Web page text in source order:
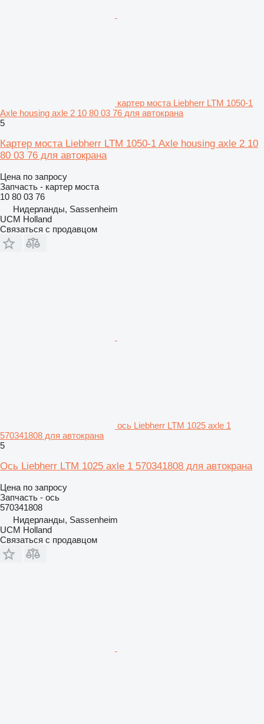
картер моста Liebherr LTM 1050-1
Axle housing axle 2 10 80 03 76 для автокрана
5
Картер моста Liebherr LTM 1050-1 Axle housing axle 2 10
80 03 76 для автокрана
Цена по запросу
Запчасть - картер моста
10 80 03 76
Нидерланды, Sassenheim
UCM Holland
Связаться с продавцом
ось Liebherr LTM 1025 axle 1
570341808 для автокрана
5
Ось Liebherr LTM 1025 axle 1 570341808 для автокрана
Цена по запросу
Запчасть - ось
570341808
Нидерланды, Sassenheim
UCM Holland
Связаться с продавцом